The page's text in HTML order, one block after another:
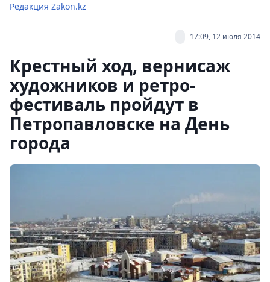
Редакция Zakon.kz
17:09, 12 июля 2014
Крестный ход, вернисаж
художников и ретро-
фестиваль пройдут в
Петропавловске на День
города